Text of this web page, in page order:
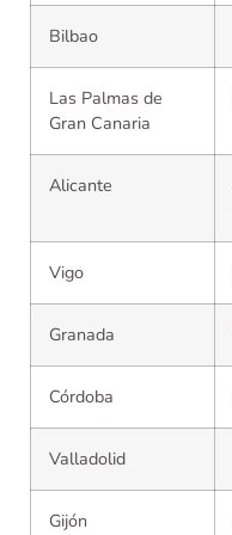
Bilbao
Las Palmas de
Gran Canaria
Alicante
Vigo
Granada
Córdoba
Valladolid
Gijón